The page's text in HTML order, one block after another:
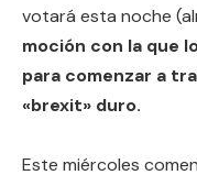
votará esta noche
moción con la que
para comenzar a
«brexit» duro.
Este miércoles